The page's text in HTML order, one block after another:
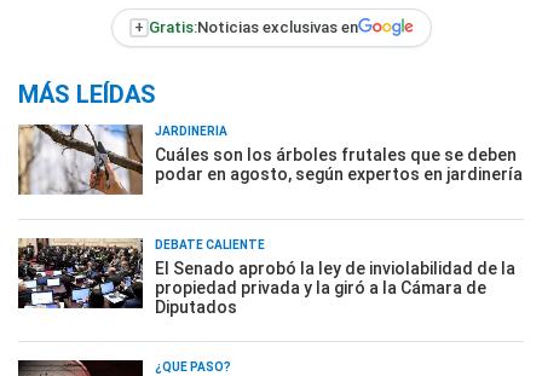
+ Gratis:Noticias exclusivas en
MÁS LEÍDAS
JARDINERÍA
Cuáles son los árboles frutales que se deben
podar en agosto, según expertos en jardinería
DEBATE CALIENTE
El Senado aprobó la ley de inviolabilidad de la
propiedad privada y la giró a la Cámara de
Diputados
¿QUÉ PASÓ?